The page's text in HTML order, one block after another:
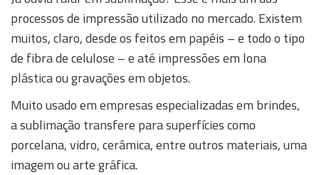
processos de impressão utilizado no mercado. Existem
muitos, claro, desde os feitos em papéis – e todo o tipo
de fibra de celulose – e até impressões em lona
plástica ou gravações em objetos.
Muito usado em empresas especializadas em brindes,
a sublimação transfere para superfícies como
porcelana, vidro, cerâmica, entre outros materiais, uma
imagem ou arte gráfica.